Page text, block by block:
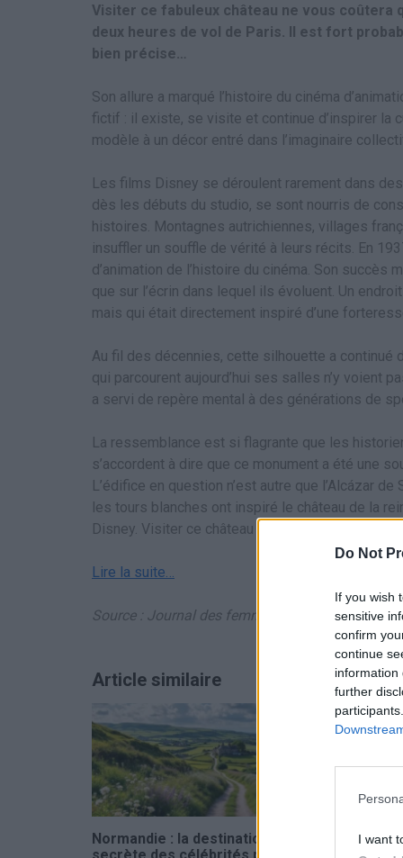
Do Not
If you wish
sensitive
confirm
continue
information
further
I want
Visiter ce fabuleux château ne vous coûtera
deux heures de vol de Paris. Il est fort
bien précise…
Son allure a marqué l’histoire du cinéma
fictif : il existe, se visite et continue d’inspirer la
modèle à un décor entré dans l’imaginaire
Les films Disney se déroulent rarement dans
dès les débuts du studio, se sont nourris de
histoires. Montagnes autrichiennes, villages
insuffler un souffle de vérité à leurs récits. En
d’animation de l’histoire du cinéma. Son
que sur l’écrin dans lequel ils évoluent. Un
mais qui était directement inspiré d’une
Au fil des décennies, cette silhouette a continué
qui parcourent aujourd’hui ses salles n’y voient
a servi de repère mental à des générations de
La ressemblance est si flagrante que les
s’accordent à dire que ce monument a été une
L’édifice en question n’est autre que l’Alcázar
les tours blanches ont inspiré le château de la
Disney. Visiter ce château vous coûtera une
Lire la suite…
Source : Journal des femmes
Article similaire
Normandie : la destination
Fatigué ?